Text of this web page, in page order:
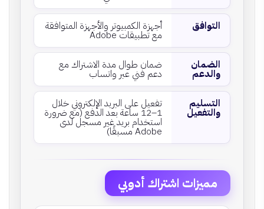
التوافق أجهزة الكمبيوتر والأجهزة المتوافقة
مع تطبيقات Adobe
الضمان
والدعم
ضمان طوال مدة الاشتراك مع
دعم فني عبر واتساب
التسليم
والتفعيل
تفعيل على البريد الإلكتروني خلال
1–12 ساعة بعد الدفع (مع ضرورة
استخدام بريد غير مسجل لدى
Adobe مسبقًا)
مميزات اشتراك أدوبي